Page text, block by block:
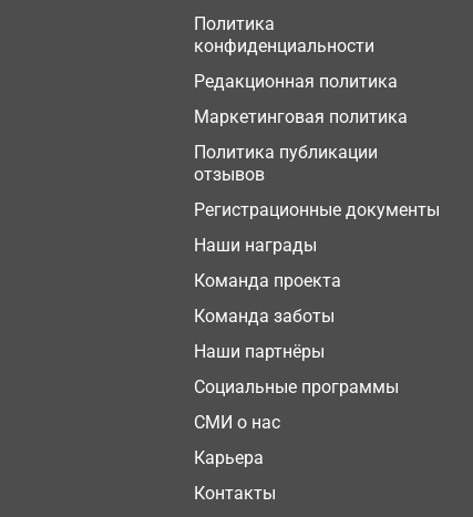
Политика
конфиденциальности
Редакционная политика
Маркетинговая политика
Политика публикации
отзывов
Регистрационные документы
Наши награды
Команда проекта
Команда заботы
Наши партнёры
Социальные программы
СМИ о нас
Карьера
Контакты